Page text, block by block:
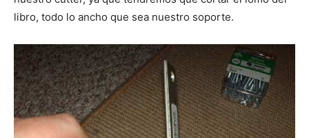
libro, todo lo ancho que sea nuestro soporte.